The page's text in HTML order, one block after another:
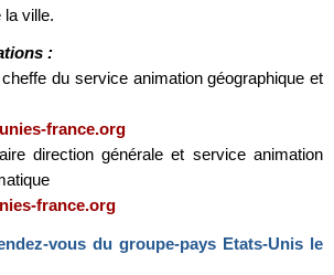
la ville.
:
du service animation géographique et
france.org
direction générale et service animation
france.org
vous du groupe-pays Etats-Unis le